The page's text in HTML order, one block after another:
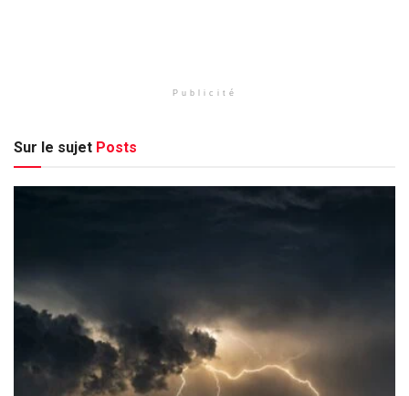
Publicité
Sur le sujet Posts